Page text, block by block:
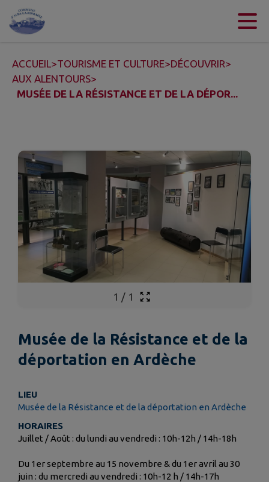
Contenu
ACCUEIL>TOURISME ET CULTURE>DÉCOUVRIR>
AUX ALENTOURS>
MUSÉE DE LA RÉSISTANCE ET DE LA DÉPOR...
1 / 1
Musée de la Résistance et de la
déportation en Ardèche
LIEU
Musée de la Résistance et de la déportation en Ardèche
HORAIRES
Juillet / Août : du lundi au vendredi : 10h-12h / 14h-18h
Du 1er septembre au 15 novembre & du 1er avril au 30
juin : du mercredi au vendredi : 10h-12 h / 14h-17h